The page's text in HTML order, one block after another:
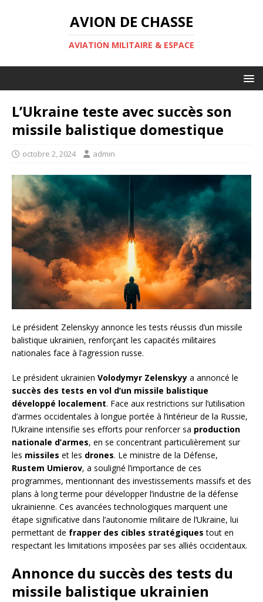
AVION DE CHASSE
AVIATION MILITAIRE & ESPACE
L’Ukraine teste avec succès son
missile balistique domestique
octobre 2, 2024 admin
Le président Zelenskyy annonce les tests réussis d’un missile
balistique ukrainien, renforçant les capacités militaires
nationales face à l’agression russe.
Le président ukrainien Volodymyr Zelenskyy a annoncé le
succès des tests en vol d’un missile balistique
développé localement. Face aux restrictions sur l’utilisation
d’armes occidentales à longue portée à l’intérieur de la Russie,
l’Ukraine intensifie ses efforts pour renforcer sa production
nationale d’armes, en se concentrant particulièrement sur
les missiles et les drones. Le ministre de la Défense,
Rustem Umierov, a souligné l’importance de ces
programmes, mentionnant des investissements massifs et des
plans à long terme pour développer l’industrie de la défense
ukrainienne. Ces avancées technologiques marquent une
étape significative dans l’autonomie militaire de l’Ukraine, lui
permettant de frapper des cibles stratégiques tout en
respectant les limitations imposées par ses alliés occidentaux.
Annonce du succès des tests du
missile balistique ukrainien